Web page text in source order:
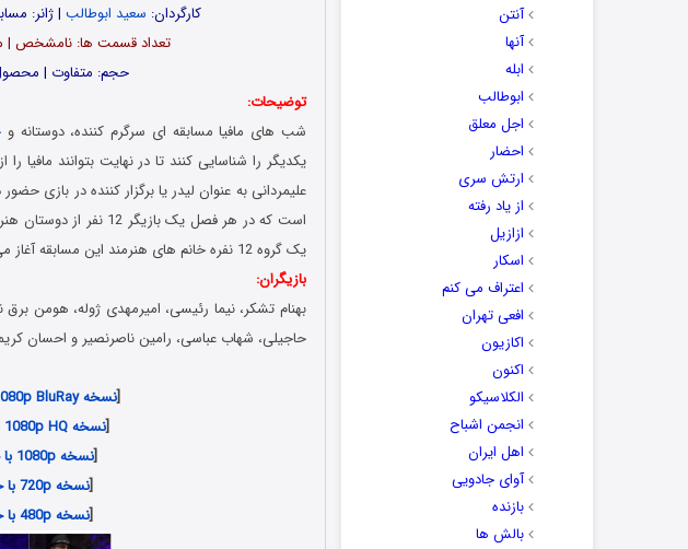
آنتن
آنها
ابله
ابوطالب
اجل معلق
احضار
ارتش سری
از یاد رفته
ازازیل
اسکار
اعتراف می کنم
افعی تهران
اکازیون
اکنون
الکلاسیکو
انجمن اشباح
اهل ایران
آوای جادویی
بازنده
بالش ها
کارگردان: سعید ابوطالب| ژانر:
تعداد قسمت ها: نامشخص | مدت زمان هر
حجم: متفاوت | محصول
توضیحات:
شب های مافیا مسابقه ای سرگرم کننده، دوستانه و
یکدیگر را شناسایی کنند تا در نهایت بتوانند
علیمردانی به عنوان لیدر یا برگزار کننده در بازی
یک گروه 12 نفره خانم های هنرمند این مسابقه آغاز می شود. این آخرین گروه مقدماتی از اولین سری شبهای مافیاست.
بازیگران:
بهنام تشکر، نیما رئیسی، امیرمهدی ژوله، هومن
حاجیلی، شهاب عباسی، رامین ناصرنصیر و احسان
[نسخه 1080p BluRay با حجم 5.1 گیگابایت – 8.000 تومان
[نسخه 1080p HQ با حجم 2.6 گیگابایت – 7.000 تومان
[نسخه 1080p با حجم 1.4 گیگابایت – 6.500 تومان
[نسخه 720p با حجم 669 مگابایت – 6.200 تومان
[نسخه 480p با حجم 407 مگابایت – 6.000 تومان